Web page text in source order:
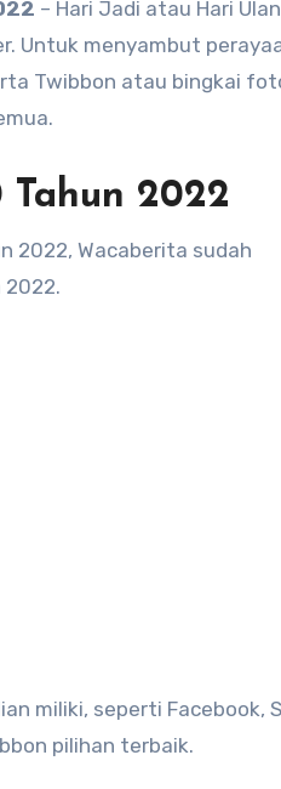
– Hari Jadi atau Hari
Untuk menyambut
Twibbon atau bingkai
2022
2022, Wacaberita sudah
2022.
miliki, seperti Facebook,
pilihan terbaik.